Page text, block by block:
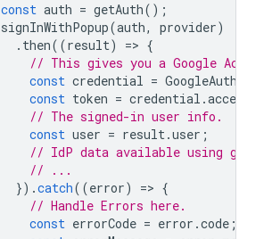
const auth = getAuth();
signInWithPopup(auth, provider)
. then((result) => {
// This gives you a Google
const credential =
const token = credential .
// The signed-in user info.
const user = result.user ;
// IdP data available using
// ...
}).catch((error) => {
// Handle Errors here.
const errorCode = error .code ;